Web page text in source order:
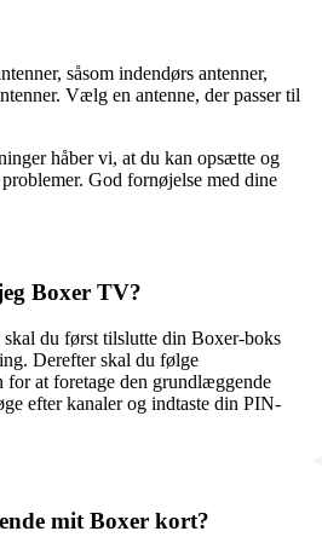
såsom indendørs antenner,
Vælg en antenne, der passer til
håber vi, at du kan opsætte og
God fornøjelse med dine
Boxer TV?
du først tilslutte din Boxer-boks
Derefter skal du følge
at foretage den grundlæggende
efter kanaler og indtaste din PIN-
mit Boxer kort?